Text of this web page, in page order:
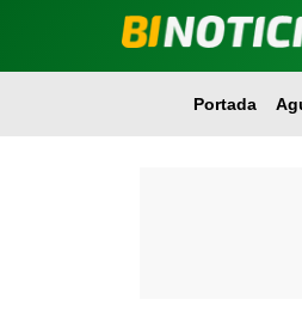
Portada